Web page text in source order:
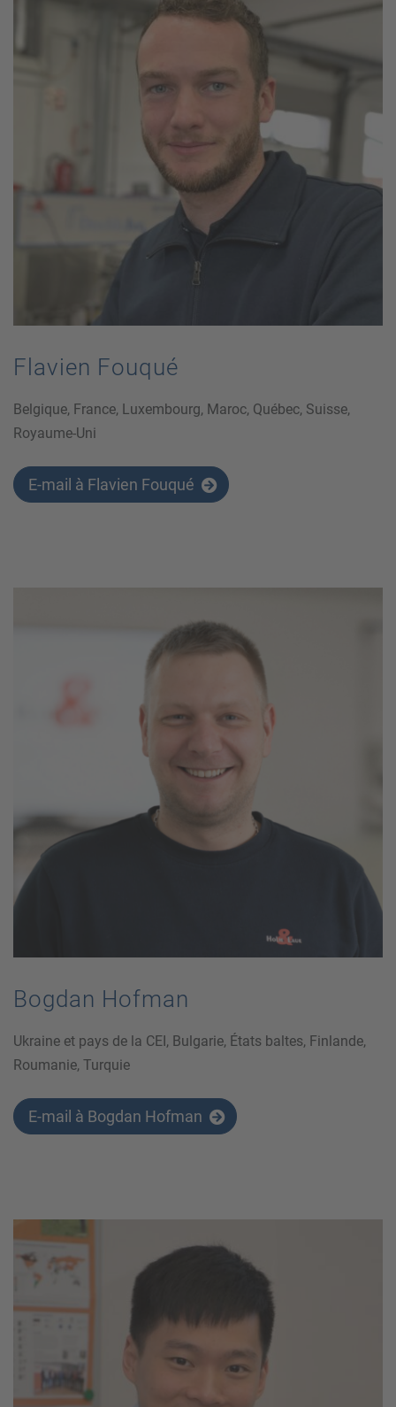
Flavien Fouqué
Belgique, France, Luxembourg, Maroc, Québec, Suisse,
Royaume-Uni
E-mail à Flavien Fouqué
Bogdan Hofman
Ukraine et pays de la CEI, Bulgarie, États baltes, Finlande,
Roumanie, Turquie
E-mail à Bogdan Hofman